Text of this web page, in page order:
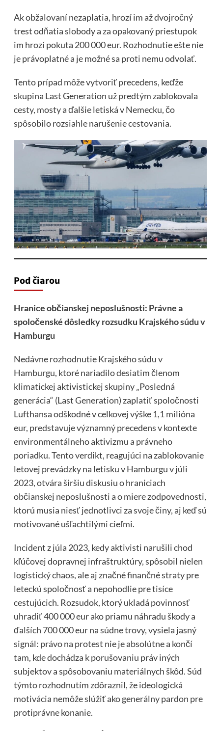
Ak obžalovaní nezaplatia, hrozí im až dvojročný
trest odňatia slobody a za opakovaný priestupok
im hrozí pokuta 200 000 eur. Rozhodnutie ešte nie
je právoplatné a je možné sa proti nemu odvolať.
Tento prípad môže vytvoriť precedens, keďže
skupina Last Generation už predtým zablokovala
cesty, mosty a ďalšie letiská v Nemecku, čo
spôsobilo rozsiahle narušenie cestovania.
Pod čiarou
Hranice občianskej neposlušnosti: Právne a
spoločenské dôsledky rozsudku Krajského súdu v
Hamburgu
Nedávne rozhodnutie Krajského súdu v
Hamburgu, ktoré nariadilo desiatim členom
klimatickej aktivistickej skupiny „Posledná
generácia“ (Last Generation) zaplatiť spoločnosti
Lufthansa odškodné v celkovej výške 1,1 milióna
eur, predstavuje významný precedens v kontexte
environmentálneho aktivizmu a právneho
poriadku. Tento verdikt, reagujúci na zablokovanie
letovej prevádzky na letisku v Hamburgu v júli
2023, otvára širšiu diskusiu o hraniciach
občianskej neposlušnosti a o miere zodpovednosti,
ktorú musia niesť jednotlivci za svoje činy, aj keď sú
motivované ušľachtilými cieľmi.
Incident z júla 2023, kedy aktivisti narušili chod
kľúčovej dopravnej infraštruktúry, spôsobil nielen
logistický chaos, ale aj značné finančné straty pre
leteckú spoločnosť a nepohodlie pre tisíce
cestujúcich. Rozsudok, ktorý ukladá povinnosť
uhradiť 400 000 eur ako priamu náhradu škody a
ďalších 700 000 eur na súdne trovy, vysiela jasný
signál: právo na protest nie je absolútne a končí
tam, kde dochádza k porušovaniu práv iných
subjektov a spôsobovaniu materiálnych škôd. Súd
týmto rozhodnutím zdôraznil, že ideologická
motivácia nemôže slúžiť ako generálny pardon pre
protiprávne konanie.